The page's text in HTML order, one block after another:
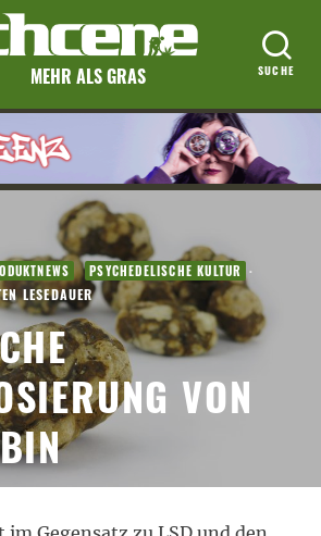
MEHR ALS GRAS
PSYCHEDELISCHE KULTUR ·
LESEDAUER
VON